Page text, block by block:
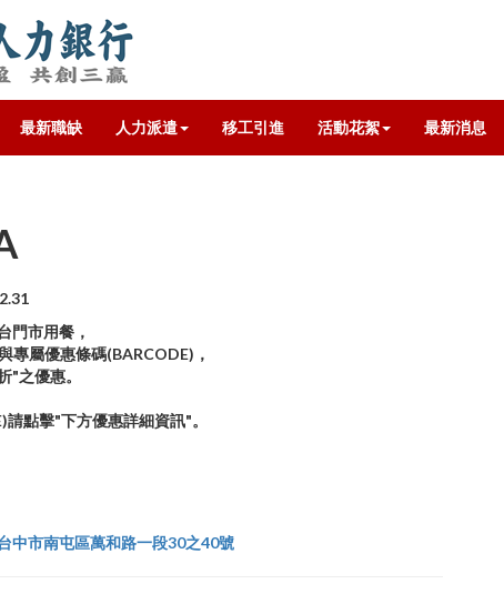
最新職缺 人力派遣 移工引進 活動花絮 最新消息
門市用餐，
專屬優惠條碼(BARCODE)，
"之優惠。
點擊"下方優惠詳細資訊"。
中市南屯區萬和路一段30之40號